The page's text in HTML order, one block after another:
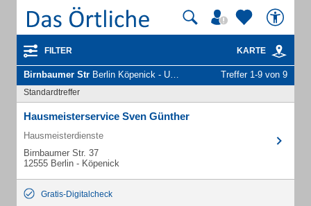
FILTER KARTE
Birnbaumer Str Berlin Köpenick - Unternehmen und Personen Treffer 1-9 von 9
Standardtreffer
Hausmeisterservice Sven Günther
Hausmeisterdienste
Birnbaumer Str. 37
12555 Berlin - Köpenick
Gratis-Digitalcheck